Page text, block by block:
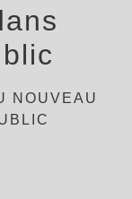
NOUVEAU